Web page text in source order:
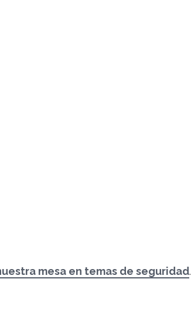
mesa en temas de seguridad.